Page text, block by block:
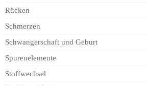
Rücken
Schmerzen
Schwangerschaft und Geburt
Spurenelemente
Stoffwechsel